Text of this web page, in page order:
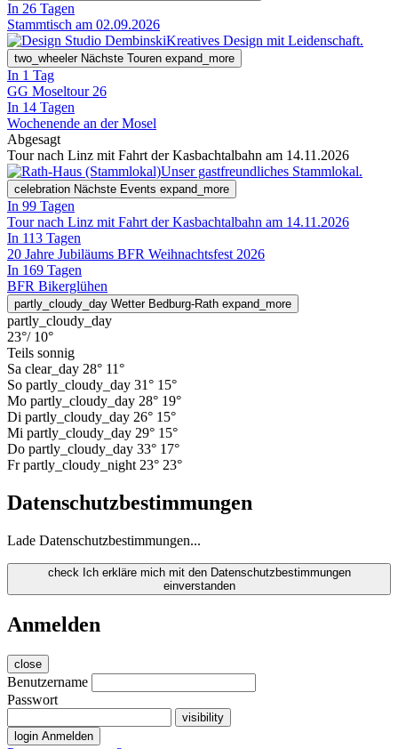
In 26 Tagen
Stammtisch am 02.09.2026
Kreatives Design mit Leidenschaft.
two_wheeler Nächste Touren expand_more
In 1 Tag
GG Moseltour 26
In 14 Tagen
Wochenende an der Mosel
Abgesagt
Tour nach Linz mit Fahrt der Kasbachtalbahn am 14.11.2026
Unser gastfreundliches Stammlokal.
celebration Nächste Events expand_more
In 99 Tagen
Tour nach Linz mit Fahrt der Kasbachtalbahn am 14.11.2026
In 113 Tagen
20 Jahre Jubiläums BFR Weihnachtsfest 2026
In 169 Tagen
BFR Bikerglühen
partly_cloudy_day Wetter Bedburg-Rath expand_more
partly_cloudy_day
23°/ 10°
Teils sonnig
Sa clear_day 28° 11°
So partly_cloudy_day 31° 15°
Mo partly_cloudy_day 28° 19°
Di partly_cloudy_day 26° 15°
Mi partly_cloudy_day 29° 15°
Do partly_cloudy_day 33° 17°
Fr partly_cloudy_night 23° 23°
Datenschutzbestimmungen
Lade Datenschutzbestimmungen...
check Ich erkläre mich mit den Datenschutzbestimmungen
einverstanden
Anmelden
close
Benutzername
Passwort
visibility
login Anmelden